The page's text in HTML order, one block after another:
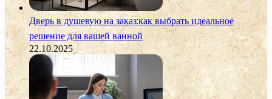
Дверь в душевую на заказ:как выбрать идеальное
решение для вашей ванной
22.10.2025